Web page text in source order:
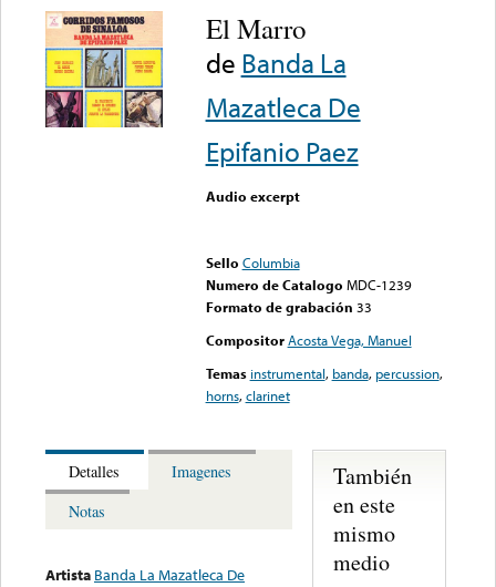
El Marro
de Banda La
Mazatleca De
Epifanio Paez
Audio excerpt
Sello Columbia
Numero de Catalogo MDC-1239
Formato de grabación 33
Compositor Acosta Vega, Manuel
Temas instrumental, banda, percussion,
horns,clarinet
Detalles
Imagenes
Notas
Artista Banda La Mazatleca De
También
en este
mismo
medio